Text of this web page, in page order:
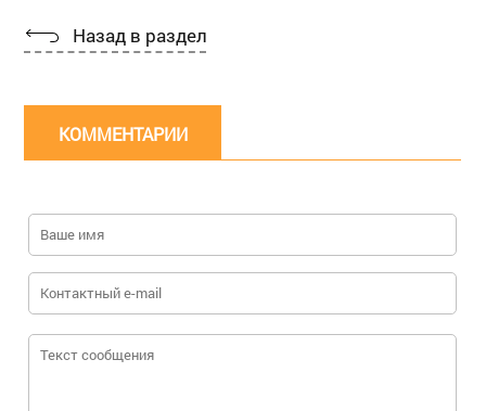
Назад в раздел
КОММЕНТАРИИ